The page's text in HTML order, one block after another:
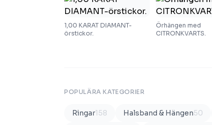
1,00 KARAT DIAMANT-
örstickor.
Örhängen med
CITRONKVARTS.
POPULÄRA KATEGORIER
Ringar158 Halsband & Hängen50